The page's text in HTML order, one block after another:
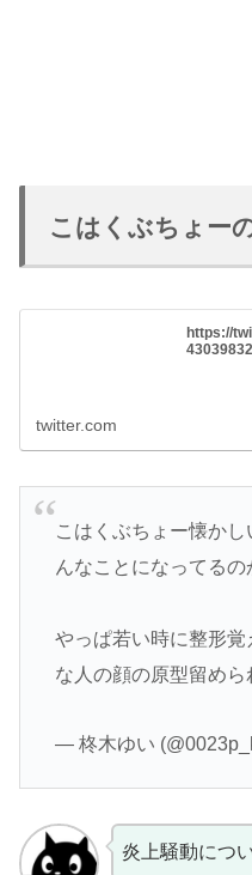
こはくぶちょー
https://
twitter.com
こはくぶちょー懐か
んなことになってる
やっぱ若い時に整形
な人の顔の原型留め
— 柊木ゆい
炎上騒動につ